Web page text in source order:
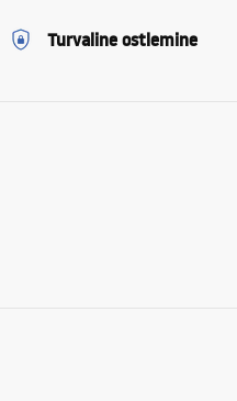
Turvaline ostlemine